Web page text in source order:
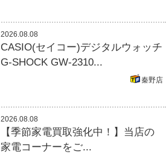
2026.08.08
CASIO(セイコー)デジタルウォッチ
G-SHOCK GW-2310...
秦野店
2026.08.08
【季節家電買取強化中！】当店の
家電コーナーをご...